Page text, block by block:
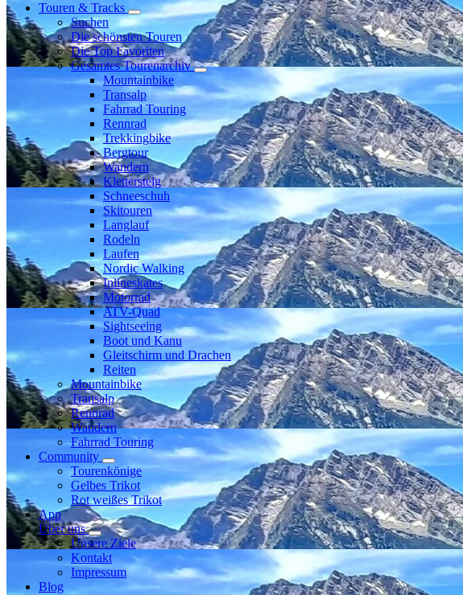
Touren & Tracks
Suchen
Die schönsten Touren
Die Top Favoriten
Gesamtes Tourenarchiv
Mountainbike
Transalp
Fahrrad Touring
Rennrad
Trekkingbike
Bergtour
Wandern
Klettersteig
Schneeschuh
Skitouren
Langlauf
Rodeln
Laufen
Nordic Walking
Inlineskates
Motorrad
ATV-Quad
Sightseeing
Boot und Kanu
Gleitschirm und Drachen
Reiten
Mountainbike
Transalp
Rennrad
Wandern
Fahrrad Touring
Community
Tourenkönige
Gelbes Trikot
Rot weißes Trikot
App
Über uns
Unsere Ziele
Kontakt
Impressum
Blog